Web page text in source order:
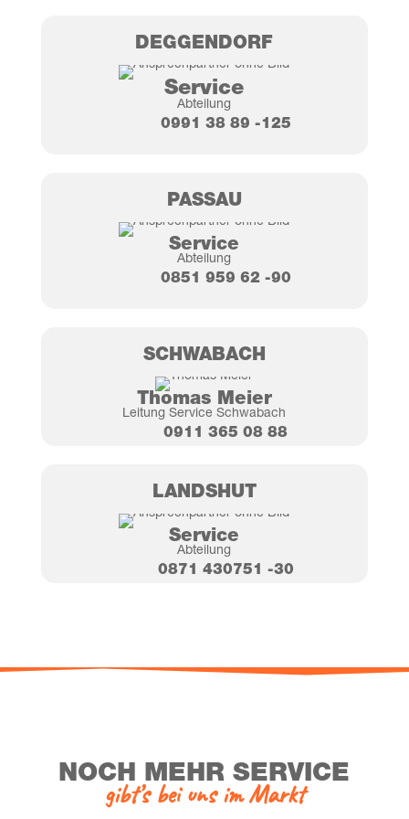
DEG­GEN­DORF
Ser­vice
Abtei­lung
0991 38 89 ‑125
PAS­SAU
Ser­vice
Abtei­lung
0851 959 62 ‑90
SCHWA­BACH
Tho­mas Meier
Lei­tung Ser­vice Schwabach
0911 365 08 88
LANDS­HUT
Ser­vice
Abtei­lung
0871 430751 ‑30
NOCH MEHR SERVICE
gibt’s bei uns im Markt